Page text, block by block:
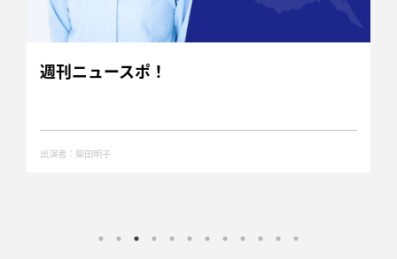
週刊ニュースポ！
出演者：柴田明子